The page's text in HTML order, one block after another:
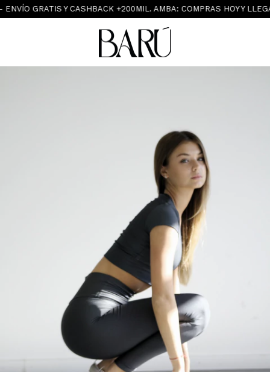
Y CASHBACK +200MIL. AMBA: COMPRAS HOY Y LLEGA